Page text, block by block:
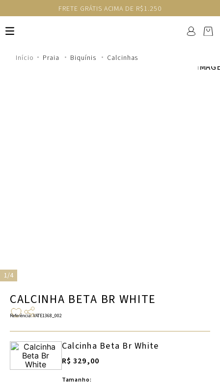
FRETE GRÁTIS ACIMA DE R$1.250
Praia Biquínis Calcinhas
1/4
CALCINHA BETA BR WHITE
Referência:VATE1368_002
Calcinha Beta Br White
R$ 329,00
Tamanho: